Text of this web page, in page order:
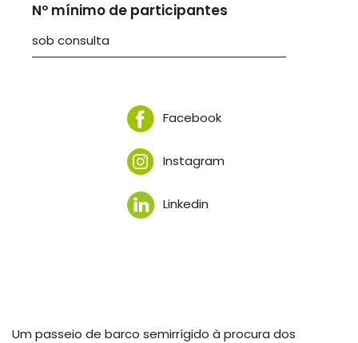
Nº mínimo de participantes
sob consulta
Facebook
Instagram
Linkedin
Um passeio de barco semirrígido à procura dos